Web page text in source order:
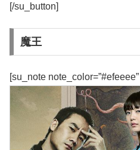
[/su_button]
魔王
[su_note